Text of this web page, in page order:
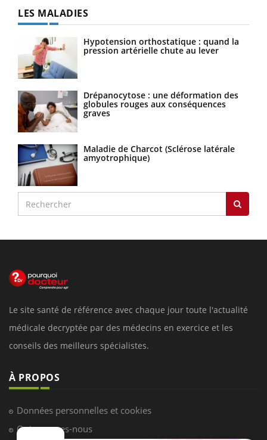
LES MALADIES
Hypotension orthostatique : quand la
pression artérielle chute au lever
Drépanocytose : une déformation des
globules rouges aux conséquences
graves
Maladie de Charcot (Sclérose latérale
amyotrophique)
Le site santé de référence avec chaque jour toute l'actualité
médicale decryptée par des médecins en exercice et les
conseils des meilleurs spécialistes.
À PROPOS
Données personnelles et cookies
Qui sommes-nous